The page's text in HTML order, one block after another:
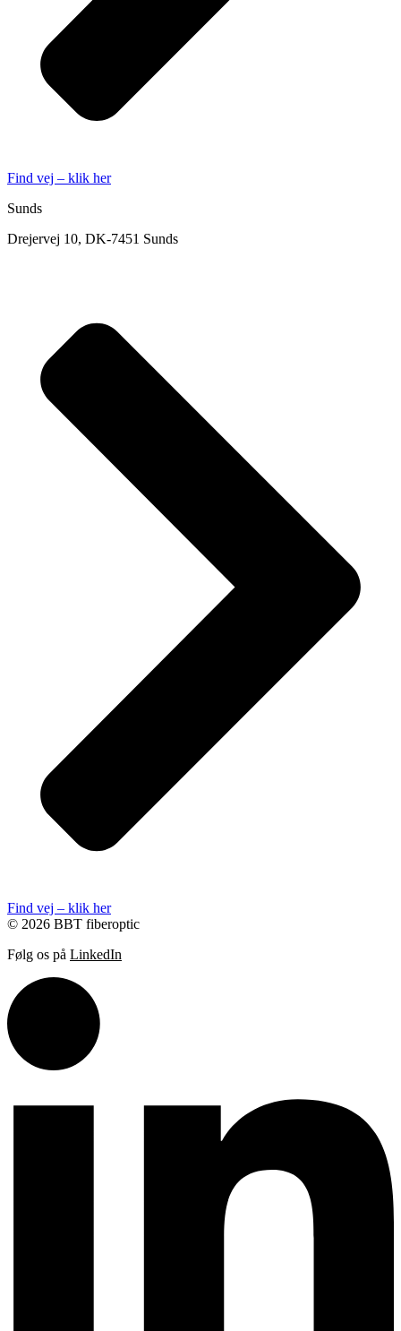
Find vej – klik her
Sunds
Drejervej 10, DK-7451 Sunds
Find vej – klik her
© 2026 BBT fiberoptic
Følg os på LinkedIn